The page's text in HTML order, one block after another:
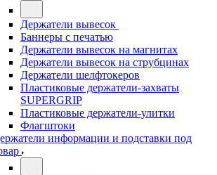
Держатели вывесок
Баннеры с печатью
Держатели вывесок на магнитах
Держатели вывесок на струбцинах
Держатели шелфтокеров
Пластиковые держатели-захваты
SUPERGRIP
Пластиковые держатели-улитки
Флагштоки
информации и подставки под